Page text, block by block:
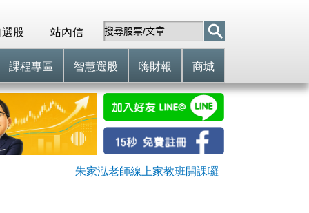
站內信
選股
課程專區 智慧選股 嗨財報 商城
朱家泓老師線上家教班開課囉